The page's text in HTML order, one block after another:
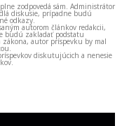
zodpovedá sám. Administrátor
diskusie, prípadne budú
odkazy.
autorom článkov redakcii,
budú zakladať podstatu
autor príspevku by mal
diskutujúcich a nenesie